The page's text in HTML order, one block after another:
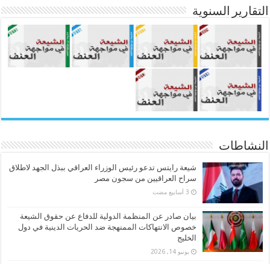
التقارير السنوية
النشاطات
شيعة رايتس تدعو رئيس الوزراء العراقي ببذل الجهد لاطلاق
سراح العراقيين من سجون مصر
بيان صادر عن المنظمة الدولية للدفاع عن حقوق الشيعة
خصوص الانتهاكات الممنهجة ضد الحريات الدينية في دول
الخليج
يونيو 14, 2026